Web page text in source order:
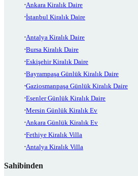
Ankara Kiralık Daire
İstanbul Kiralık Daire
Antalya Kiralık Daire
Bursa Kiralık Daire
Eskişehir Kiralık Daire
Bayrampaşa Günlük Kiralık Daire
Gaziosmanpaşa Günlük Kiralık Daire
Esenler Günlük Kiralık Daire
Mersin Günlük Kiralık Ev
Ankara Günlük Kiralık Ev
Fethiye Kiralık Villa
Antalya Kiralık Villa
Sahibinden